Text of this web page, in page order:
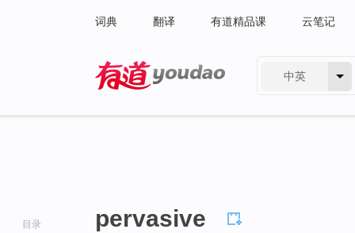
词典 翻译 有道精品课 云笔记
中英
目录 pervasive